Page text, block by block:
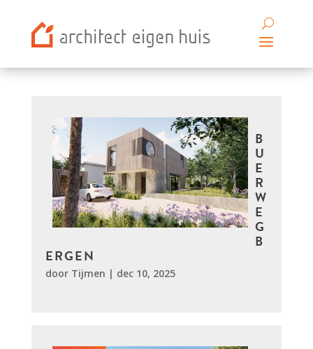
B
U
E
R
W
E
G
B
ERGEN
door Tijmen | dec 10, 2025